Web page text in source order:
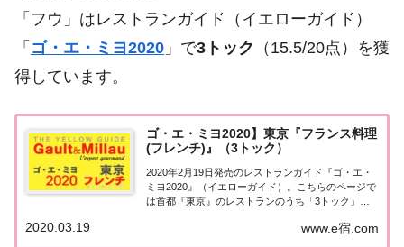
「フウ」はレストランガイド（イエローガイド）
「 ゴ・エ・ミヨ2020 」で3トック （15.5/20点）を獲
得しています。
ゴ・エ・ミヨ2020】東京『フランス料理
(フレンチ)』（3トック）
2020年2月19日発売のレストランガイド『ゴ・エ・
ミヨ2020』（イエローガイド）。こちらのページで
は首都『東京』のレストランのうち「3トック」を
報について一覧にまとめました。ゴエミヨ2020東京
www.e宿.com
2020.03.19